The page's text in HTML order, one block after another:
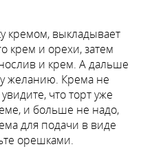
кремом, выкладывает
крем и орехи, затем
и крем. А дальше
желанию. Крема не
что торт уже
и больше не надо,
для подачи в виде
орешками.